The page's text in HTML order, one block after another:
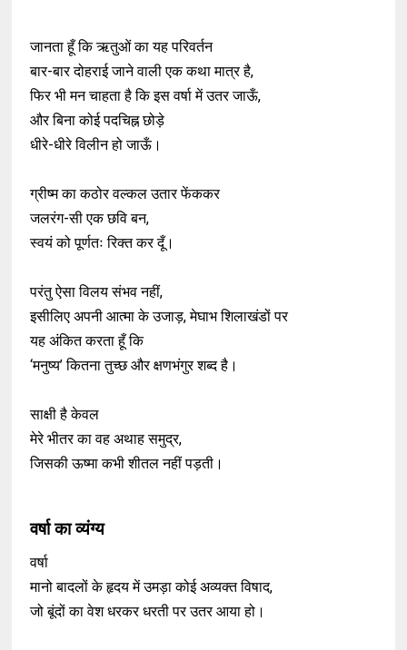
जानता हूँ कि ऋतुओं का यह परिवर्तन
बार-बार दोहराई जाने वाली एक कथा मात्र है,
फिर भी मन चाहता है कि इस वर्षा में उतर जाऊँ,
और बिना कोई पदचिह्न छोड़े
धीरे-धीरे विलीन हो जाऊँ।
ग्रीष्म का कठोर वल्कल उतार फेंककर
जलरंग-सी एक छवि बन,
स्वयं को पूर्णतः रिक्त कर दूँ।
परंतु ऐसा विलय संभव नहीं,
इसीलिए अपनी आत्मा के उजाड़, मेघाभ शिलाखंडों पर
यह अंकित करता हूँ कि
‘मनुष्य’ कितना तुच्छ और क्षणभंगुर शब्द है।
साक्षी है केवल
मेरे भीतर का वह अथाह समुद्र,
जिसकी ऊष्मा कभी शीतल नहीं पड़ती।
वर्षा का व्यंग्य
वर्षा
मानो बादलों के हृदय में उमड़ा कोई अव्यक्त विषाद,
जो बूंदों का वेश धरकर धरती पर उतर आया हो।